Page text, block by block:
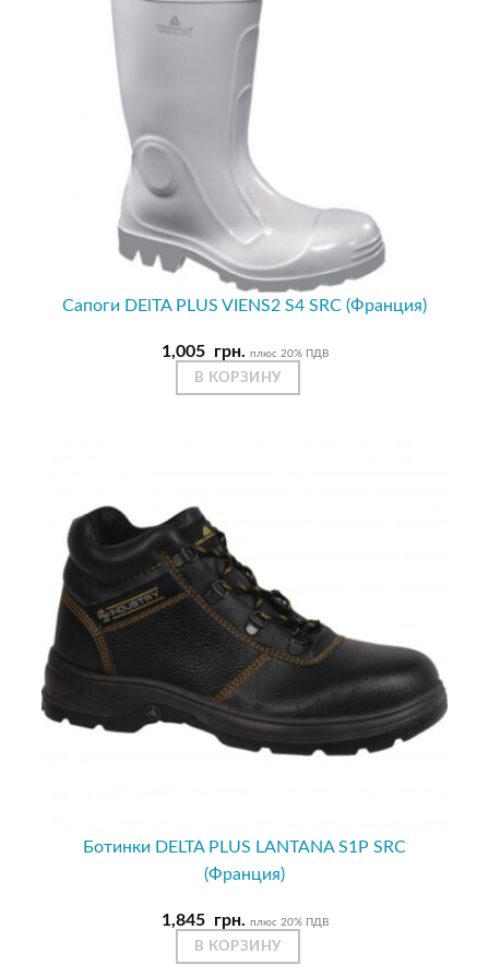
Сапоги DElTA PLUS VIENS2 S4 SRC (Франция)
1,005 грн. плюс 20% ПДВ
В КОРЗИНУ
Ботинки DELTA PLUS LANTANA S1P SRC
(Франция)
1,845 грн. плюс 20% ПДВ
В КОРЗИНУ